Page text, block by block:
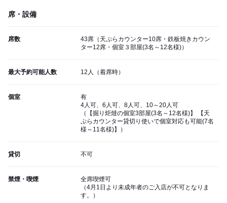
席・設備
席数
43席（天ぷらカウンター10席・鉄板焼きカウン
ター12席・個室３部屋(3名～12名様)）
最大予約可能人数 12人（着席時）
個室
有
4人可、6人可、8人可、10～20人可
（【掘り炬燵の個室3部屋(3名～12名様)】 【天
ぷらカウンター貸切り使いで個室対応も可能(7名
様～11名様)】）
貸切 不可
禁煙・喫煙
全席喫煙可
（4月1日より未成年者のご入店が不可となりま
す。）